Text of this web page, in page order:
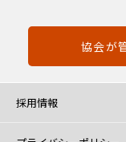
協会が
採用情報